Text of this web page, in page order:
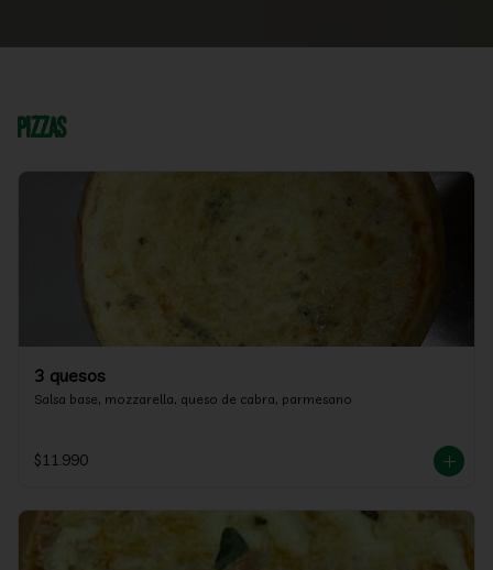
Pizzas
3 quesos
Salsa base, mozzarella, queso de cabra, parmesano
$11.990